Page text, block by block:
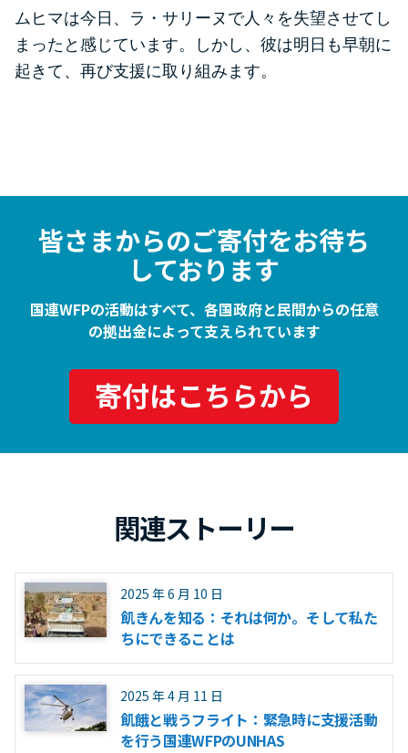
ムヒマは今日、ラ・サリーヌで人々を失望させてし
まったと感じています。しかし、彼は明日も早朝に
起きて、再び支援に取り組みます。
皆さまからのご寄付をお待ち
しております
国連WFPの活動はすべて、各国政府と民間からの任意
の拠出金によって支えられています
寄付はこちらから
関連ストーリー
2025 年 6 月 10 日
飢きんを知る：それは何か。そして私た
ちにできることは
2025 年 4 月 11 日
飢餓と戦うフライト：緊急時に支援活動
を行う国連WFPのUNHAS